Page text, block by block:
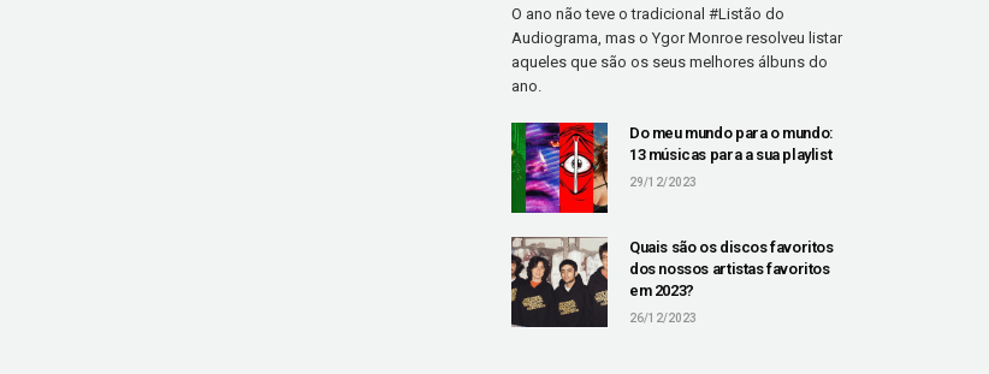
O ano não teve o tradicional #Listão do
Audiograma, mas o Ygor Monroe resolveu listar
aqueles que são os seus melhores álbuns do
ano.
Do meu mundo para o mundo:
13 músicas para a sua playlist
29/12/2023
Quais são os discos favoritos
dos nossos artistas favoritos
em 2023?
26/12/2023